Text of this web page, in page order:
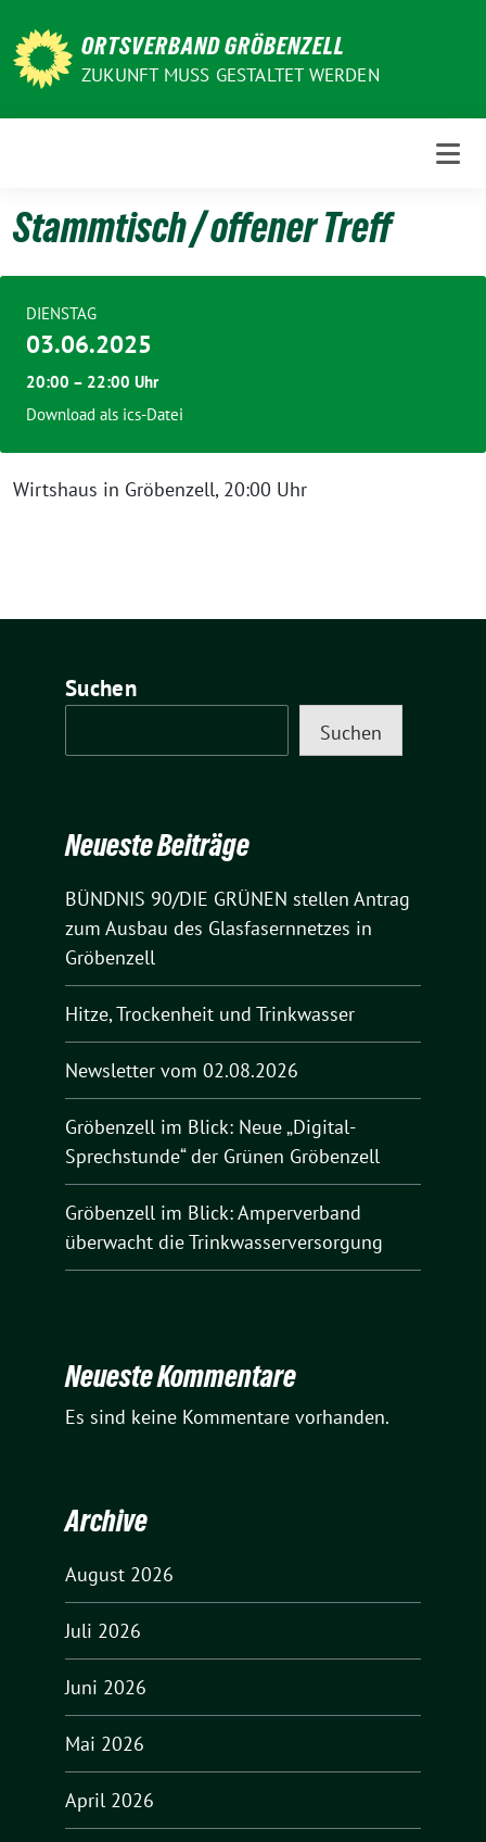
zum
Inhalt
ORTSVERBAND GRÖBENZELL
ZUKUNFT MUSS GESTALTET WERDEN
Stammtisch / offener Treff
Wirtshaus in Gröbenzell, 20:00 Uhr
DIENSTAG
03.06.2025
20:00 – 22:00 Uhr
Download als ics-Datei
Suchen
Suchen
Neueste Beiträge
BÜNDNIS 90/DIE GRÜNEN stellen Antrag
zum Ausbau des Glasfasernnetzes in
Gröbenzell
Hitze, Trockenheit und Trinkwasser
Newsletter vom 02.08.2026
Gröbenzell im Blick: Neue „Digital-
Sprechstunde“ der Grünen Gröbenzell
Gröbenzell im Blick: Amperverband
überwacht die Trinkwasserversorgung
Neueste Kommentare
Es sind keine Kommentare vorhanden.
Archive
August 2026
Juli 2026
Juni 2026
Mai 2026
April 2026